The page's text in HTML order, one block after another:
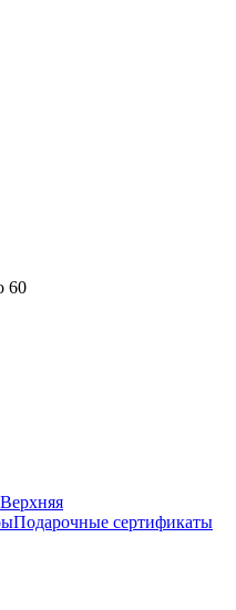
60
Верхняя
Подарочные сертификаты